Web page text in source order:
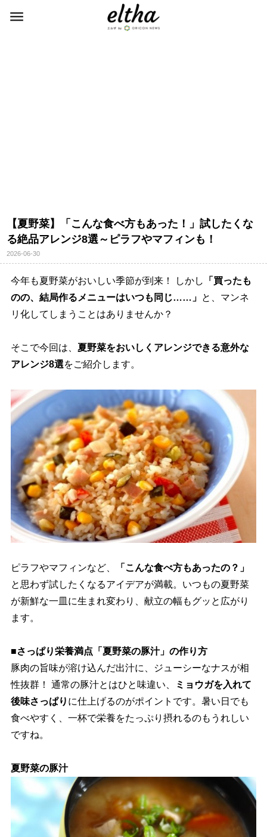
【夏野菜】「こんな食べ方もあった！」試したくな
る絶品アレンジ8選～ピラフやマフィンも！
2026-06-30
今年も夏野菜がおいしい季節が到来！ しかし
「買ったも
のの、結局作るメニューはいつも同じ……」 と、マンネ
リ化してしまうことはありませんか？
そこで今回は、 夏野菜をおいしくアレンジできる意外な
アレンジ8選をご紹介します。
ピラフやマフィンなど、
「こんな食べ方もあったの？」
と思わず試したくなるアイデアが満載。いつもの夏野菜
が新鮮な一皿に生まれ変わり、献立の幅もグッと広がり
ます。
■さっぱり栄養満点「夏野菜の豚汁」の作り方
豚肉の旨味が溶け込んだ出汁に、ジューシーなナスが相
性抜群！ 通常の豚汁とはひと味違い、
ミョウガを入れて
後味さっぱり に仕上げるのがポイントです。暑い日でも
食べやすく、一杯で栄養をたっぷり摂れるのもうれしい
ですね。
夏野菜の豚汁